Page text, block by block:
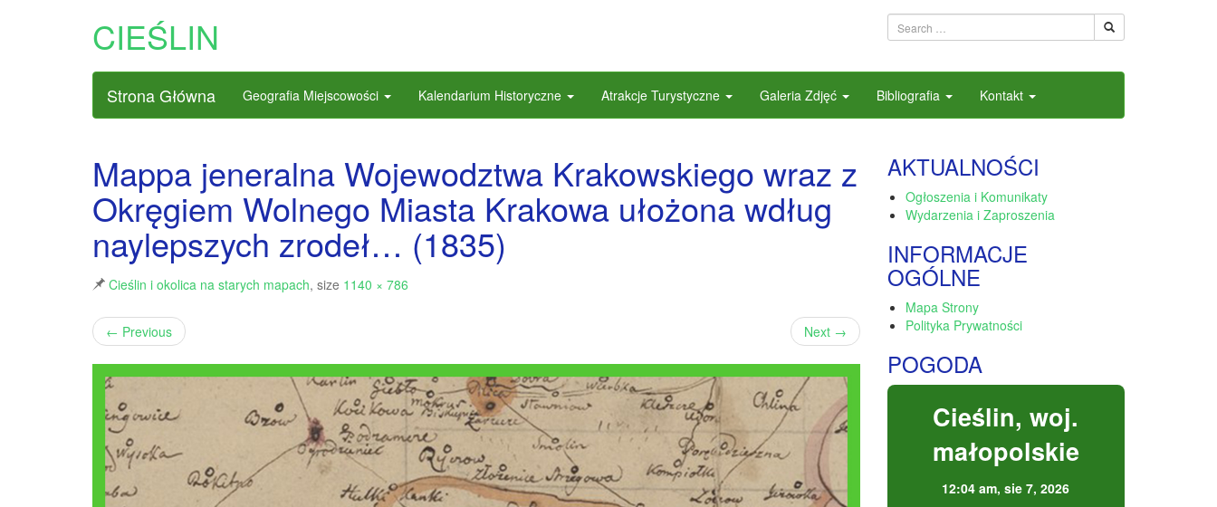
CIEŚLIN
Strona Główna Geografia Miejscowości Kalendarium Historyczne Atrakcje Turystyczne Galeria Zdjęć Bibliografia Kontakt
Mappa jeneralna Wojewodztwa Krakowskiego wraz z
Okręgiem Wolnego Miasta Krakowa ułożona wdług
naylepszych zrodeł… (1835)
Cieślin i okolica na starych mapach, size 1140 × 786
← Previous Next →
AKTUALNOŚCI
Ogłoszenia i Komunikaty
Wydarzenia i Zaproszenia
INFORMACJE
OGÓLNE
Mapa Strony
Polityka Prywatności
POGODA
Cieślin, woj.
małopolskie
12:04 am,sie 7, 2026